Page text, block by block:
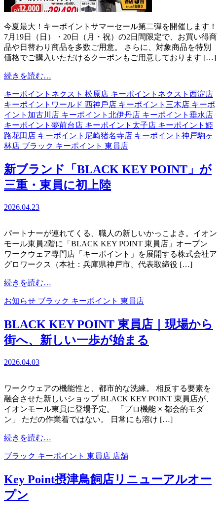
今夏最大！キーポイントサマーセール第二弾を開催します！
7月19日（日）・20日（月・祝）の2日間限定で、お買い得商
品や日替わり商品を多数ご用意。 さらに、対象商品を特別
価格でご購入いただけるクーポンもご用意しております […]
続きを読む…
告】
7/19（日）・
7/20（月・
祝）
キ
ー
イ
ン
ト
セ
ー
ル
第
二
催！
キーポイントネクスト 松原店 キーポイントネクスト西淀店
キーポイントワールド ⻄神戶店 キーポイント三木店 キーポ
イント加古川店 キーポイント北伊丹店 キーポイント垂水店
キーポイント夢前台店 キーポイント太子店 キーポイント姫
路花田店 キーポイント尼崎猪名寺店 キーポイント神戸駒ヶ
林店 ブラック キーポイント 東員店
新ブランド「BLACK KEY POINT」が
三重・東員に初上陸
2026.04.23
パートナーが連れてくる、職人の新しいかっこよさ。イオン
モール東員2階に「BLACK KEY POINT 東員店」オープン
ワークウェア専門店「キーポイント」を展開する株式会社ア
グロワークス（本社：兵庫県神戸市、代表取締役 […]
続きを読む…
ブ
ン
ド
「BLACK
重・
東
員
に
陸
お知らせ ブラック キーポイント 東員店
BLACK KEY POINT 東員店｜現場から
街へ、新しい一歩が始まる
2026.04.03
ワークウェアの機能性と、都市的な洗練。 相反する要素を
融合させた新しいショップ BLACK KEY POINT 東員店が、
イオンモール東員に登場予定。 「プロ機能 × 都会的モダ
ン」 ただの作業着ではない。 日常にも溶け […]
続きを読む…
KEY
東
員
ブラック キーポイント 東員店 店舗
Key Point摂津鳥飼店リニューアルオー
プン